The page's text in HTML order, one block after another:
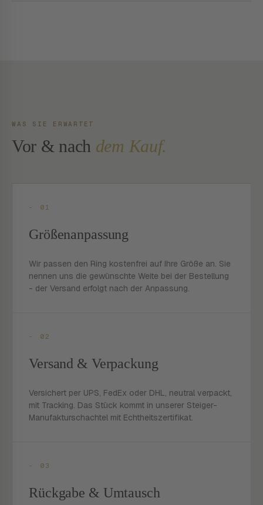
WAS SIE ERWARTET
Vor & nach dem Kauf.
- 01
Größenanpassung
Wir passen den Ring kostenfrei auf Ihre Größe an. Sie
nennen uns die gewünschte Weite bei der Bestellung
- der Versand erfolgt nach der Anpassung.
- 02
Versand & Verpackung
Versichert per UPS, FedEx oder DHL, neutral verpackt,
mit Tracking. Das Stück kommt in unserer Steiger-
Manufakturschachtel mit Echtheitszertifikat.
- 03
Rückgabe & Umtausch